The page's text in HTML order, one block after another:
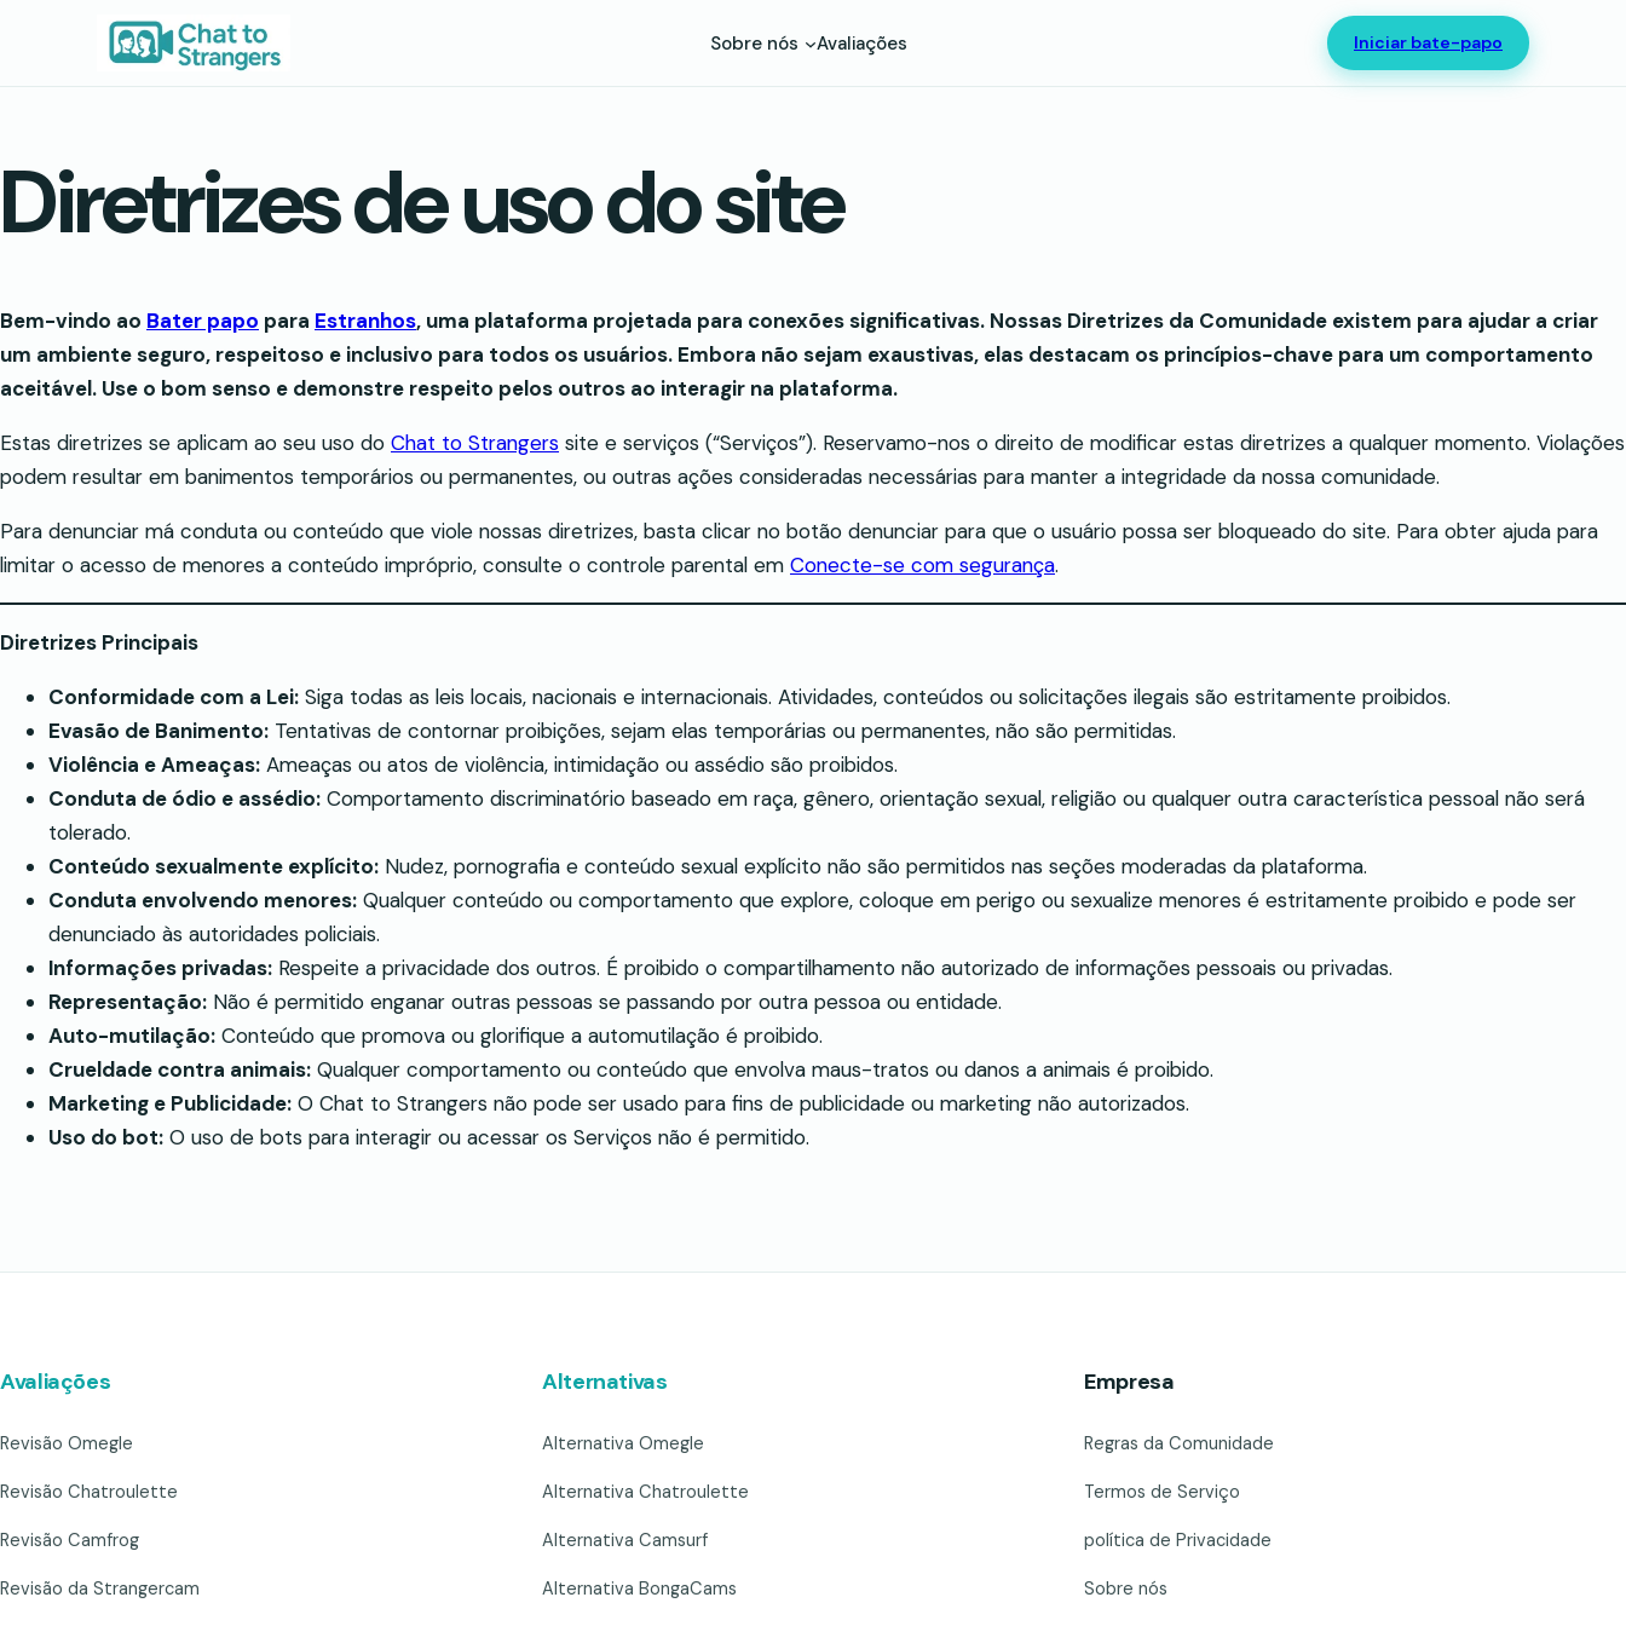
Sobre nós Avaliações Iniciar bate-papo
Diretrizes de uso do site
Bem-vindo ao Bater papo para Estranhos, uma plataforma projetada para conexões significativas. Nossas Diretrizes da Comunidade existem para ajudar a criar
um ambiente seguro, respeitoso e inclusivo para todos os usuários. Embora não sejam exaustivas, elas destacam os princípios-chave para um comportamento
aceitável. Use o bom senso e demonstre respeito pelos outros ao interagir na plataforma.
Estas diretrizes se aplicam ao seu uso do Chat to Strangers site e serviços (“Serviços”). Reservamo-nos o direito de modificar estas diretrizes a qualquer momento. Violações
podem resultar em banimentos temporários ou permanentes, ou outras ações consideradas necessárias para manter a integridade da nossa comunidade.
Para denunciar má conduta ou conteúdo que viole nossas diretrizes, basta clicar no botão denunciar para que o usuário possa ser bloqueado do site. Para obter ajuda para
limitar o acesso de menores a conteúdo impróprio, consulte o controle parental em Conecte-se com segurança.
Diretrizes Principais
Conformidade com a Lei: Siga todas as leis locais, nacionais e internacionais. Atividades, conteúdos ou solicitações ilegais são estritamente proibidos.
Evasão de Banimento: Tentativas de contornar proibições, sejam elas temporárias ou permanentes, não são permitidas.
Violência e Ameaças: Ameaças ou atos de violência, intimidação ou assédio são proibidos.
Conduta de ódio e assédio: Comportamento discriminatório baseado em raça, gênero, orientação sexual, religião ou qualquer outra característica pessoal não será
tolerado.
Conteúdo sexualmente explícito: Nudez, pornografia e conteúdo sexual explícito não são permitidos nas seções moderadas da plataforma.
Conduta envolvendo menores: Qualquer conteúdo ou comportamento que explore, coloque em perigo ou sexualize menores é estritamente proibido e pode ser
denunciado às autoridades policiais.
Informações privadas: Respeite a privacidade dos outros. É proibido o compartilhamento não autorizado de informações pessoais ou privadas.
Representação: Não é permitido enganar outras pessoas se passando por outra pessoa ou entidade.
Auto-mutilação: Conteúdo que promova ou glorifique a automutilação é proibido.
Crueldade contra animais: Qualquer comportamento ou conteúdo que envolva maus-tratos ou danos a animais é proibido.
Marketing e Publicidade: O Chat to Strangers não pode ser usado para fins de publicidade ou marketing não autorizados.
Uso do bot: O uso de bots para interagir ou acessar os Serviços não é permitido.
Avaliações
Revisão Omegle
Revisão Chatroulette
Revisão Camfrog
Revisão da Strangercam
Alternativas
Alternativa Omegle
Alternativa Chatroulette
Alternativa Camsurf
Alternativa BongaCams
Empresa
Regras da Comunidade
Termos de Serviço
política de Privacidade
Sobre nós